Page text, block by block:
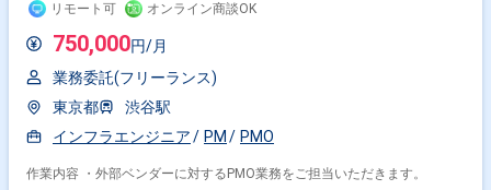
リモート可 オンライン商談OK
750,000円/月
業務委託(フリーランス)
東京都
渋谷駅
インフラエンジニア
PM PMO
作業内容 ・外部ベンダーに対するPMO業務をご担当いただきます。